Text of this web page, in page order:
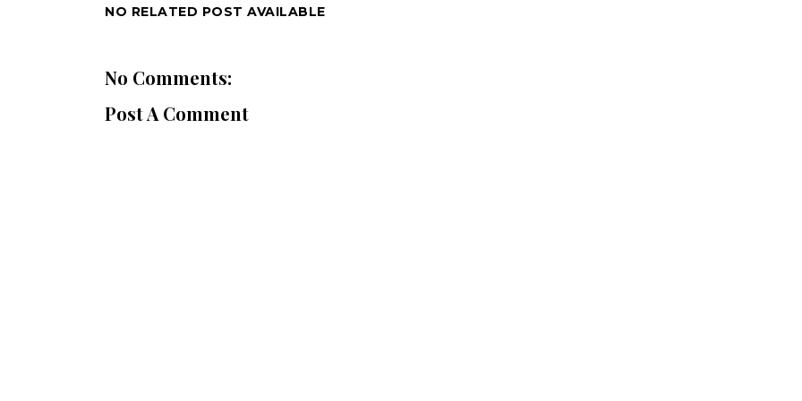
NO RELATED POST AVAILABLE
No Comments:
Post A Comment